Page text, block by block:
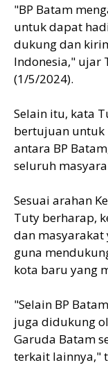
"BP Batam
untuk dapat
dukung dan
Indonesia," ujar
(1/5/2024).
Selain itu, kata
bertujuan
antara BP
seluruh
Sesuai arahan
Tuty berharap,
dan
guna
kota baru yang
"Selain BP
juga didukung
Garuda Batam
terkait lainnya,"